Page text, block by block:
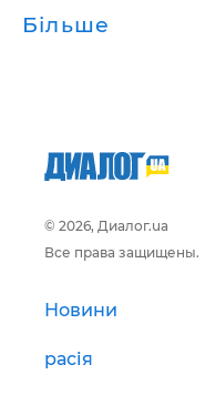
Більше
© 2026, Диалог.ua
Все права защищены.
Новини
расія